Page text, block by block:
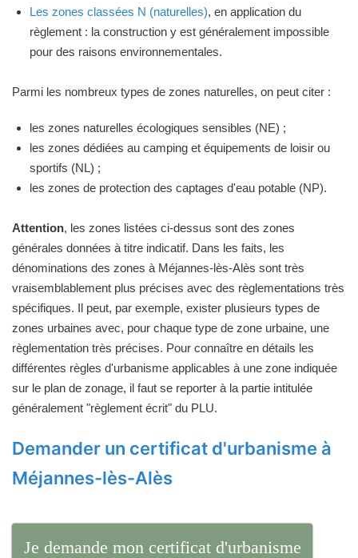
Les zones classées N (naturelles), en application du
règlement : la construction y est généralement impossible
pour des raisons environnementales.
Parmi les nombreux types de zones naturelles, on peut citer :
les zones naturelles écologiques sensibles (NE) ;
les zones dédiées au camping et équipements de loisir ou
sportifs (NL) ;
les zones de protection des captages d'eau potable (NP).
Attention, les zones listées ci-dessus sont des zones
générales données à titre indicatif. Dans les faits, les
dénominations des zones à Méjannes-lès-Alès sont très
vraisemblablement plus précises avec des règlementations très
spécifiques. Il peut, par exemple, exister plusieurs types de
zones urbaines avec, pour chaque type de zone urbaine, une
règlementation très précises. Pour connaître en détails les
différentes règles d'urbanisme applicables à une zone indiquée
sur le plan de zonage, il faut se reporter à la partie intitulée
généralement "règlement écrit" du PLU.
Demander un certificat d'urbanisme à
Méjannes-lès-Alès
Je demande mon certificat d'urbanisme